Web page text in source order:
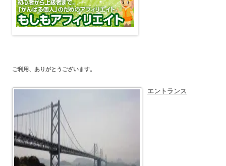
ご利用、ありがとうございます。
エントランス